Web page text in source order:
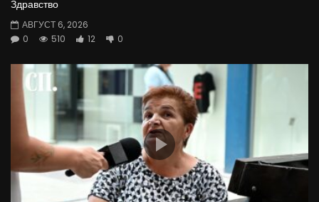
Здравство
АВГУСТ 6, 2026
0
510 12 0